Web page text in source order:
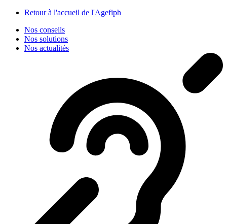
Retour à l'accueil de l'Agefiph
Nos conseils
Nos solutions
Nos actualités